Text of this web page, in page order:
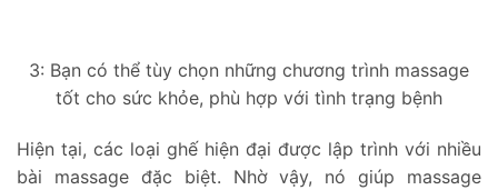
3: Bạn có thể tùy chọn những chương trình massage
tốt cho sức khỏe, phù hợp với tình trạng bệnh
Hiện tại, các loại ghế hiện đại được lập trình với nhiều
bài massage đặc biệt. Nhờ vậy, nó giúp massage